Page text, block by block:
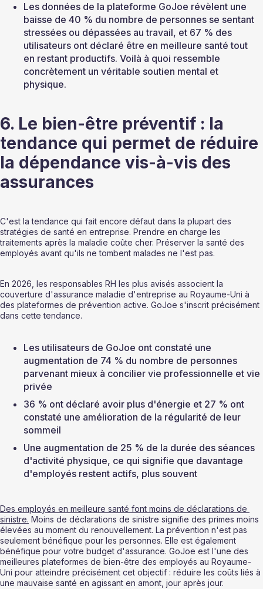
Les données de la plateforme GoJoe révèlent une
baisse de 40 % du nombre de personnes se sentant
stressées ou dépassées au travail, et 67 % des
utilisateurs ont déclaré être en meilleure santé tout
en restant productifs. Voilà à quoi ressemble
concrètement un véritable soutien mental et
physique.
6. Le bien-être préventif : la
tendance qui permet de réduire
la dépendance vis-à-vis des
assurances
C'est la tendance qui fait encore défaut dans la plupart des
stratégies de santé en entreprise. Prendre en charge les
traitements après la maladie coûte cher. Préserver la santé des
employés avant qu'ils ne tombent malades ne l'est pas.
En 2026, les responsables RH les plus avisés associent la
couverture d'assurance maladie d'entreprise au Royaume-Uni à
des plateformes de prévention active. GoJoe s'inscrit précisément
dans cette tendance.
Les utilisateurs de GoJoe ont constaté une
augmentation de 74 % du nombre de personnes
parvenant mieux à concilier vie professionnelle et vie
privée
36 % ont déclaré avoir plus d'énergie et 27 % ont
constaté une amélioration de la régularité de leur
sommeil
Une augmentation de 25 % de la durée des séances
d'activité physique, ce qui signifie que davantage
d'employés restent actifs, plus souvent
Des employés en meilleure santé font moins de déclarations de
sinistre. Moins de déclarations de sinistre signifie des primes moins
élevées au moment du renouvellement. La prévention n'est pas
seulement bénéfique pour les personnes. Elle est également
bénéfique pour votre budget d'assurance. GoJoe est l'une des
meilleures plateformes de bien-être des employés au Royaume-
Uni pour atteindre précisément cet objectif : réduire les coûts liés à
une mauvaise santé en agissant en amont, jour après jour.